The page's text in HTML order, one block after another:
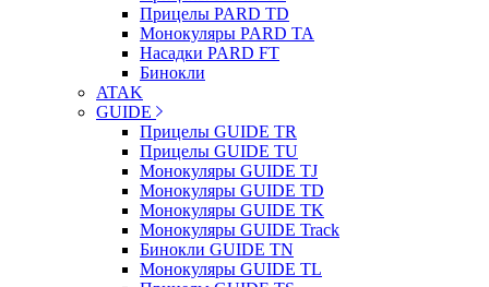
Прицелы PARD TD
Монокуляры PARD TA
Насадки PARD FT
Бинокли
ATAK
GUIDE
Прицелы GUIDE TR
Прицелы GUIDE TU
Монокуляры GUIDE TJ
Монокуляры GUIDE TD
Монокуляры GUIDE TK
Монокуляры GUIDE Track
Бинокли GUIDE TN
Монокуляры GUIDE TL